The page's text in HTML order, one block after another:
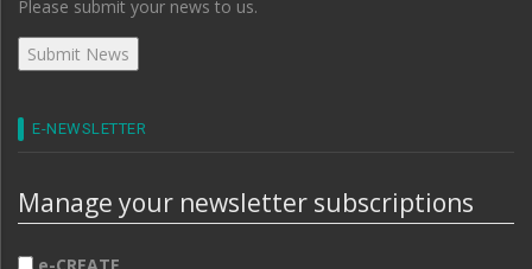
Please submit your news to us.
E-NEWSLETTER
Manage your newsletter subscriptions